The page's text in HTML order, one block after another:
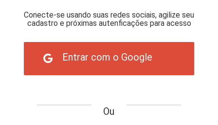
Conecte-se usando suas redes sociais, agilize seu
cadastro e próximas autenficações para acesso
Entrar com o Google
Ou